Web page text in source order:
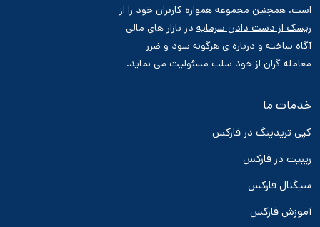
است. همچنین مجموعه همواره کاربران خود را از
ریسک از دست دادن سرمایه در بازار های مالی
آگاه ساخته و درباره ی هرگونه سود و ضرر
معامله گران از خود سلب مسئولیت می نماید.
خدمات ما
کپی تریدینگ در فارکس
ریبیت در فارکس
سیگنال فارکس
آموزش فارکس